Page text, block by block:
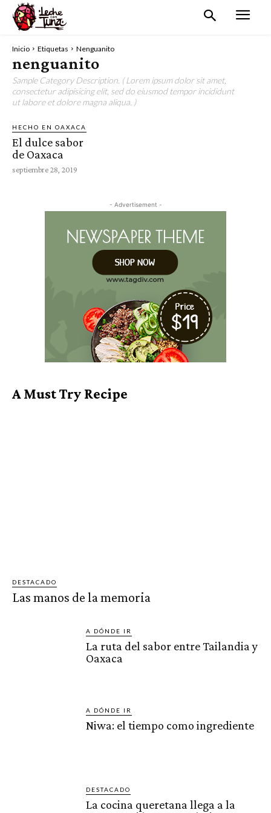
Inicio Etiquetas Nenguanito
nenguanito
Sample Category Description. ( Lorem ipsum dolor sit amet,
consectetur adipisicing elit, sed do eiusmod tempor incididunt
ut labore et dolore magna aliqua. )
HECHO EN OAXACA
El dulce sabor
de Oaxaca
septiembre 28, 2019
- Advertisement -
A Must Try Recipe
DESTACADO
Las manos de la memoria
A DÓNDE IR
La ruta del sabor entre Tailandia y
Oaxaca
A DÓNDE IR
Niwa: el tiempo como ingrediente
DESTACADO
La cocina queretana llega a la